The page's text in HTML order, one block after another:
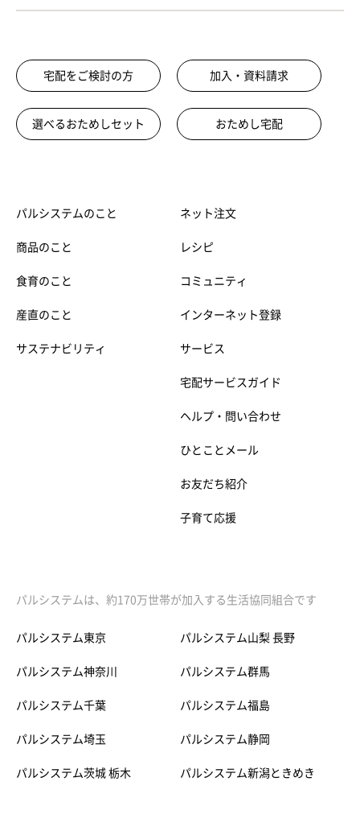
宅配をご検討の方 加入・資料請求
選べるおためしセット おためし宅配
パルシステムのこと
商品のこと
食育のこと
産直のこと
サステナビリティ
ネット注文
レシピ
コミュニティ
インターネット登録
サービス
宅配サービスガイド
ヘルプ・問い合わせ
ひとことメール
お友だち紹介
子育て応援
パルシステムは、約170万世帯が加入する生活協同組合です
パルシステム東京
パルシステム神奈川
パルシステム千葉
パルシステム埼玉
パルシステム茨城 栃木
パルシステム山梨 長野
パルシステム群馬
パルシステム福島
パルシステム静岡
パルシステム新潟ときめき